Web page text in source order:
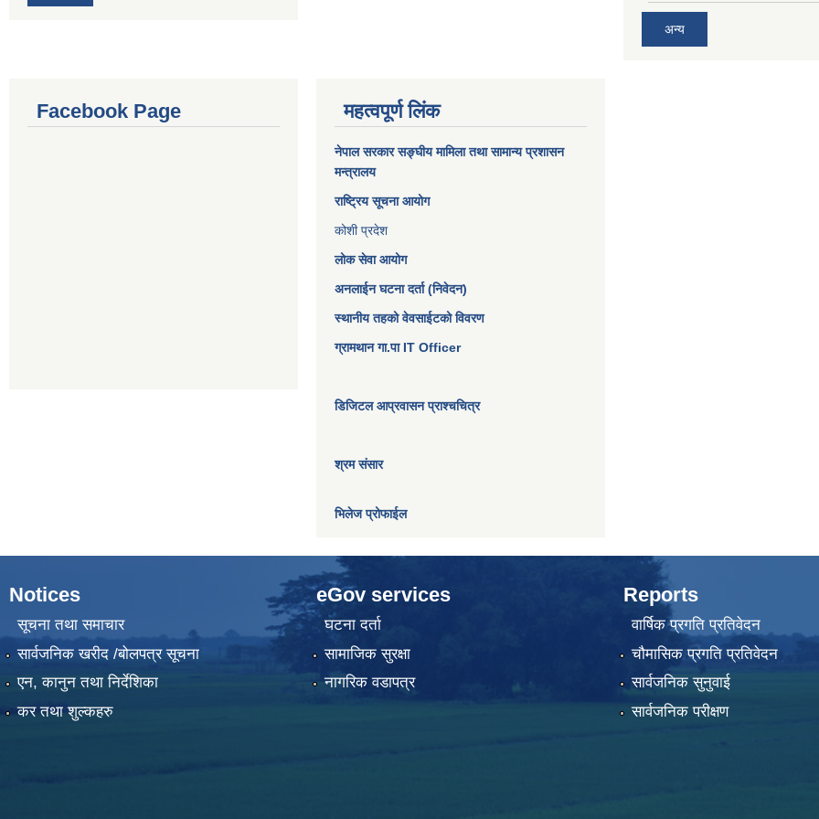
अन्य
Facebook Page महत्वपूर्ण लिंक
नेपाल सरकारसङ्घीय मामिला तथा सामान्य प्रशासन
मन्त्रालय
राष्ट्रिय सूचना आयोग
कोशी प्रदेश
लोक सेवा आयोग
अनलाईन घटना दर्ता (निवेदन)
स्थानीय तहको वेवसाईटको विवरण
ग्रामथान गा.पा IT Officer
डिजिटल आप्रवासन प्राश्चचित्र
श्रम संसार
भिलेज प्रोफाईल
Notices
सूचना तथा समाचार
सार्वजनिक खरीद /बोलपत्र सूचना
एन, कानुन तथा निर्देशिका
कर तथा शुल्कहरु
eGov services
घटना दर्ता
सामाजिक सुरक्षा
नागरिक वडापत्र
Reports
वार्षिक प्रगति प्रतिवेदन
चौमासिक प्रगति प्रतिवेदन
सार्वजनिक सुनुवाई
सार्वजनिक परीक्षण